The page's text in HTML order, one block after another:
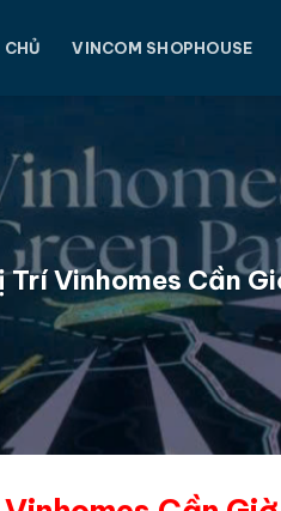
VINCOM SHOPHOUSE
Trí Vinhomes Cần